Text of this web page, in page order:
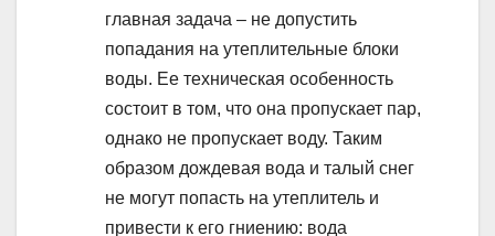
главная задача – не допустить
попадания на утеплительные блоки
воды. Ее техническая особенность
состоит в том, что она пропускает пар,
однако не пропускает воду. Таким
образом дождевая вода и талый снег
не могут попасть на утеплитель и
привести к его гниению: вода